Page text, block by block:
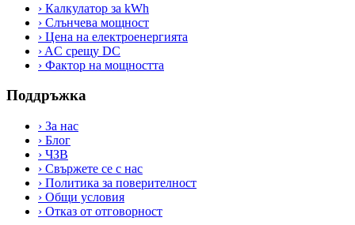
› Калкулатор за kWh
› Слънчева мощност
› Цена на електроенергията
› AC срещу DC
› Фактор на мощността
Поддръжка
› За нас
› Блог
› ЧЗВ
› Свържете се с нас
› Политика за поверителност
› Общи условия
› Отказ от отговорност